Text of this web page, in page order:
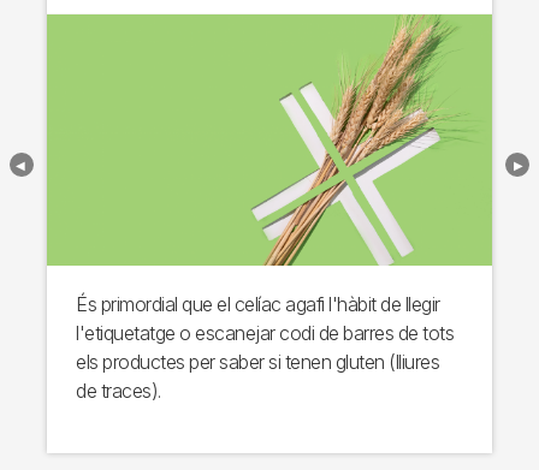
És primordial que el celíac agafi l'hàbit de llegir
l'etiquetatge o escanejar codi de barres de tots
els productes per saber si tenen gluten (lliures
de traces).